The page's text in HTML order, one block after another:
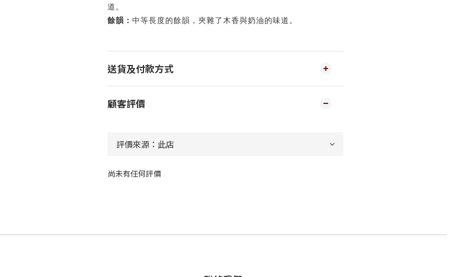
道。
餘韻： 中等長度的餘韻，夾雜了木香與奶油的味道。
送貨及付款方式
顧客評價
尚未有任何評價